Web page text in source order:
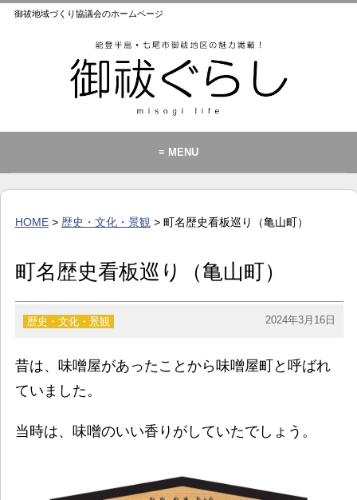
御祓地域づくり協議会のホームページ
≡ MENU
カレンダー
HOME> 歴史・文化・景観 > 町名歴史看板巡り（亀山町）
町名歴史看板巡り（亀山町）
歴史・文化・景観 2024年3月16日
昔は、味噌屋があったことから味噌屋町と呼ばれ
ていました。
当時は、味噌のいい香りがしていたでしょう。